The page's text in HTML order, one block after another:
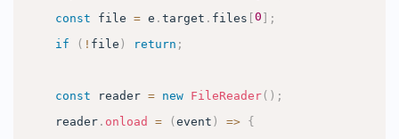
const file = e . target . files 0
;
if
( ! file ) return ;
const reader = new FileReader( ) ;
    reader
. onload = ( event ) =>
{